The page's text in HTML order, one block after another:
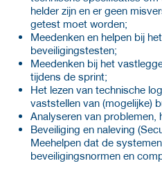
helder zijn en er geen
getest moet worden;
Meedenken en helpen bij
beveiligingstesten;
Meedenken bij het
tijdens de sprint;
Het lezen van technische
vaststellen van (mogelijke)
Analyseren van problemen,
Beveiliging en naleving
Meehelpen dat de
beveiligingsnormen en